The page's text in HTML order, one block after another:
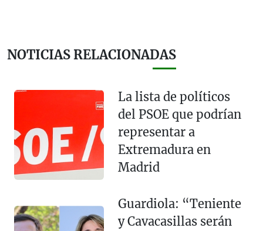
NOTICIAS RELACIONADAS
La lista de políticos
del PSOE que podrían
representar a
Extremadura en
Madrid
Guardiola: “Teniente
y Cavacasillas serán